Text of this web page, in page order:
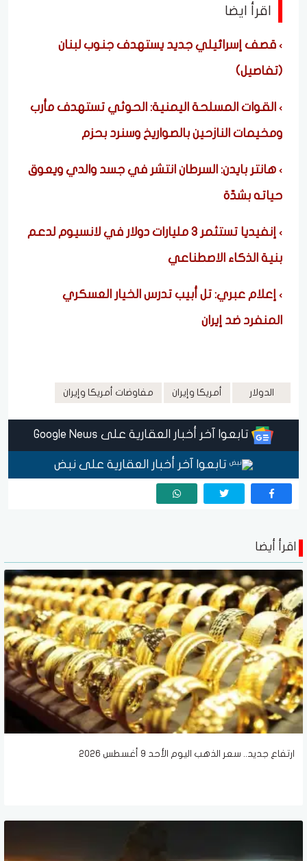
اقرأ ايضا
قصف إسرائيلي جديد يستهدف جنوب لبنان
(تفاصيل)
القوات المسلحة اليمنية: الحوثي تستهدف مأرب
ومخيمات النازحين بالصواريخ وسنرد بحزم
هانتر بايدن: السرطان انتشر في جسد والدي ويعوق
حياته بشدّة
إنفيديا تستثمر 3 مليارات دولار في لانسيوم لدعم
بنية الذكاء الاصطناعي
إعلام عبري: تل أبيب تدرس الخيار العسكري
المنفرد ضد إيران
الدولار أمريكا وإيران مفاوضات أمريكا وإيران
تابعوا آخر أخبار العقارية على Google News
تابعوا آخر أخبار العقارية على نبض
اقرأ أيضا
ارتفاع جديد.. سعر الذهب اليوم الأحد 9 أغسطس 2026